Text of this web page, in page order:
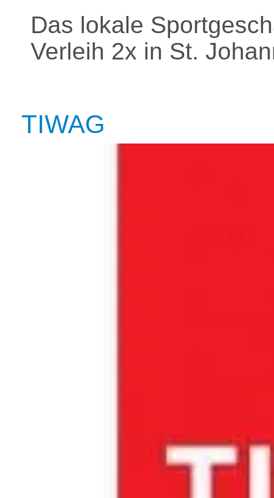
Das lokale
Verleih 2x in St.
TIWAG